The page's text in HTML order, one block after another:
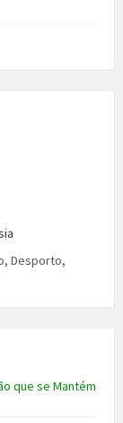
Desporto,
que se Mantém